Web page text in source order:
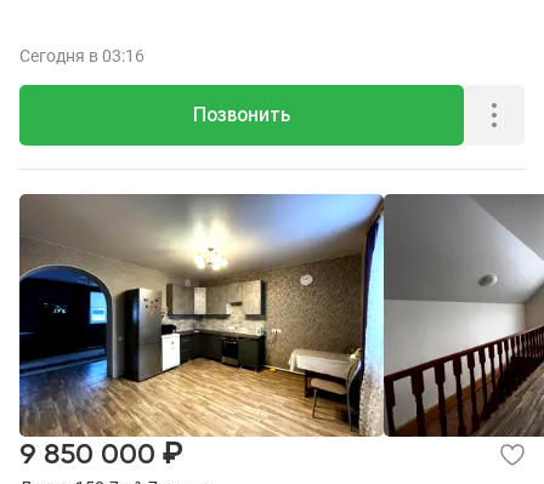
Позвонить
Сегодня в 03:16
9 850 000 ₽